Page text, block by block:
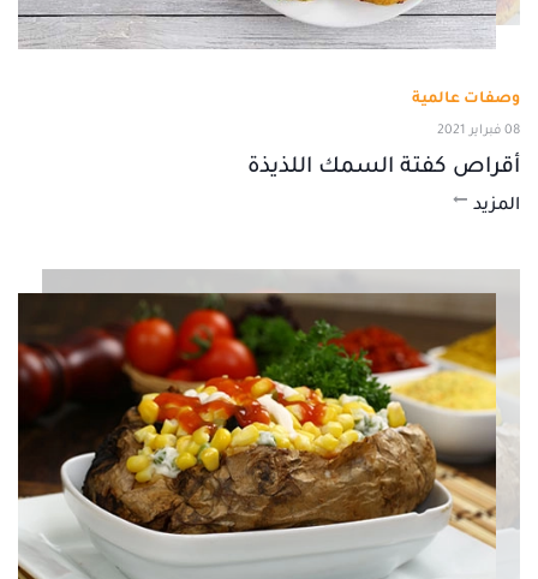
وصفات عالمية
08 فبراير 2021
أقراص كفتة السمك اللذيذة
المزيد